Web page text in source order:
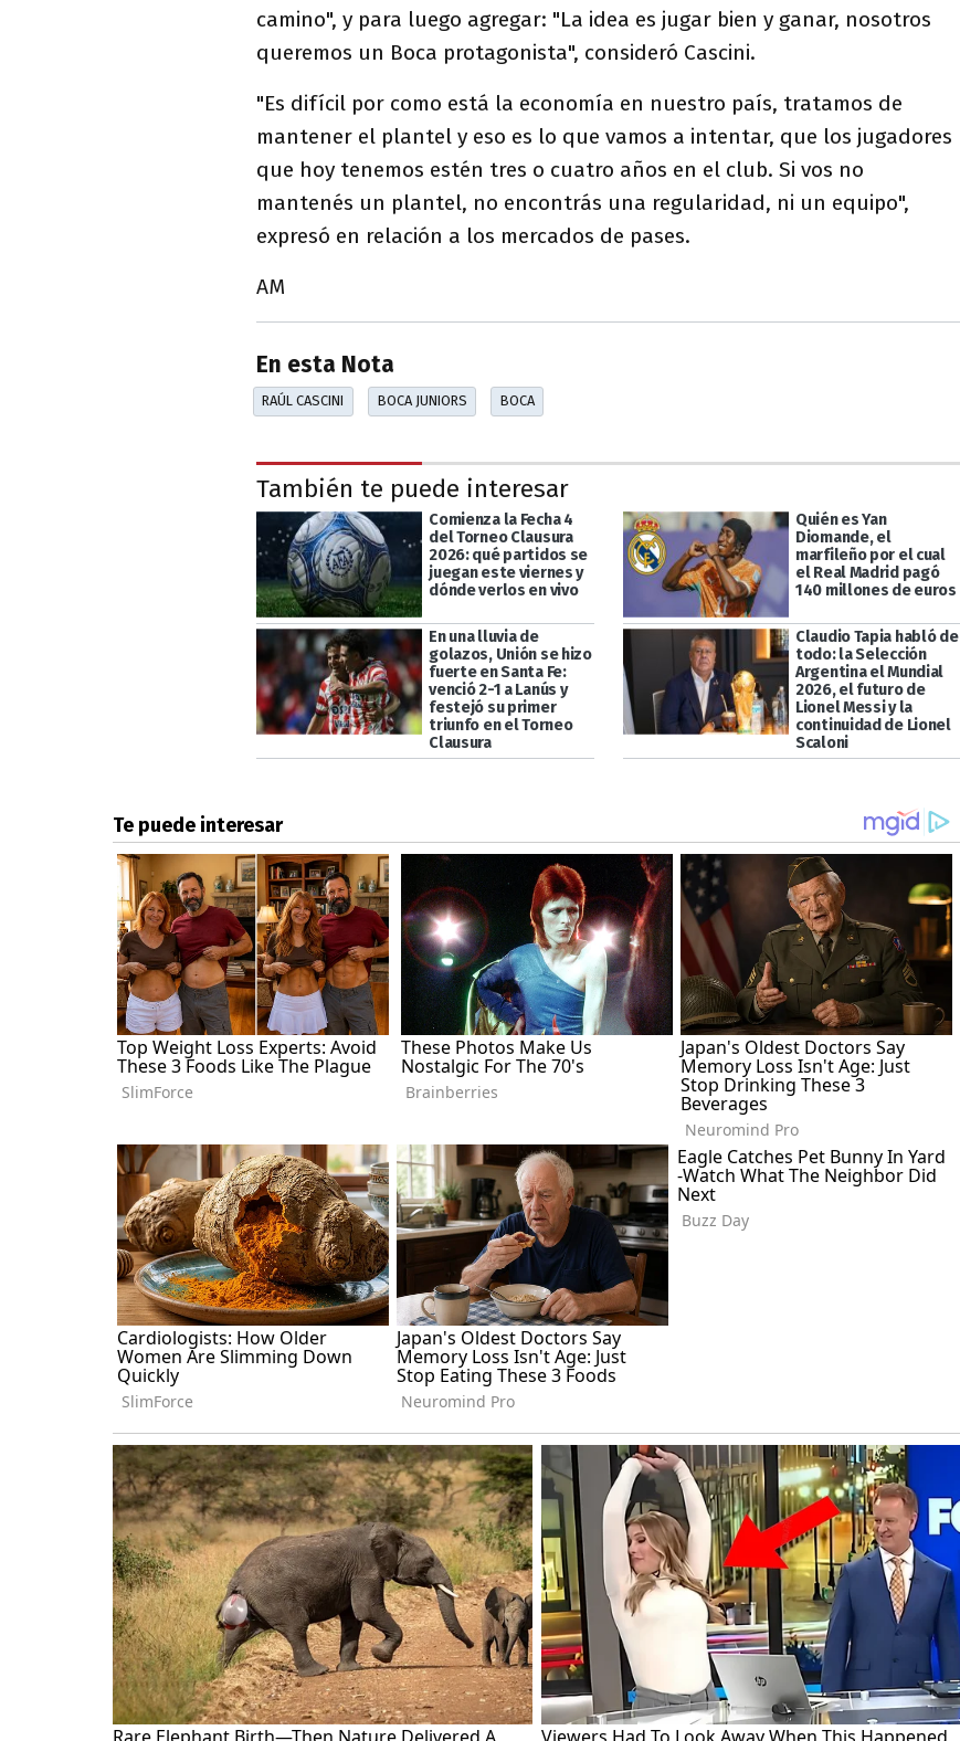
camino", y para luego agregar: "La idea es jugar bien y ganar, nosotros
queremos un Boca protagonista", consideró Cascini.
"Es difícil por como está la economía en nuestro país, tratamos de
mantener el plantel y eso es lo que vamos a intentar, que los jugadores
que hoy tenemos estén tres o cuatro años en el club. Si vos no
mantenés un plantel, no encontrás una regularidad, ni un equipo",
expresó en relación a los mercados de pases.
AM
En esta Nota
RAÚL CASCINI BOCA JUNIORS BOCA
También te puede interesar
Comienza la Fecha 4
del Torneo Clausura
2026: qué partidos se
juegan este viernes y
dónde verlos en vivo
Quién es Yan
Diomande, el
marfileño por el cual
el Real Madrid pagó
140 millones de euros
En una lluvia de
golazos, Unión se hizo
fuerte en Santa Fe:
venció 2-1 a Lanús y
festejó su primer
triunfo en el Torneo
Clausura
Claudio Tapia habló de
todo: la Selección
Argentina el Mundial
2026, el futuro de
Lionel Messi y la
continuidad de Lionel
Scaloni